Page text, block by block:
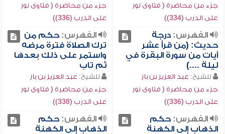
جزء من محاضرة ( فتاوى نور
على الدرب (334))
جزء من محاضرة ( فتاوى نور
على الدرب (336))
الفهرس:درجة
حديث: (من قرأ عشر
آيات من سورة البقرة في
ليلة ....)
للشيخ: عبد العزيز بن باز
جزء من محاضرة ( فتاوى نور
على الدرب (336))
الفهرس:حكم من
ترك الصلاة فترة مرضه
واستمر على ذلك بعدها
ثم تاب
للشيخ: عبد العزيز بن باز
جزء من محاضرة ( فتاوى نور
على الدرب (338))
الفهرس:حكم
الذهاب إلى الكهنة
الفهرس:حكم
الذهاب إلى الكهنة